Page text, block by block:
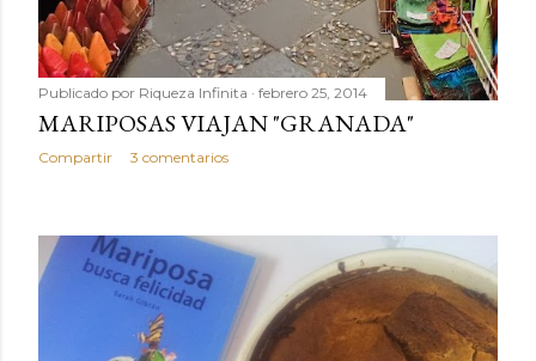
Publicado por Riqueza Infinita febrero 25, 2014
MARIPOSAS VIAJAN "GRANADA"
Compartir 3 comentarios